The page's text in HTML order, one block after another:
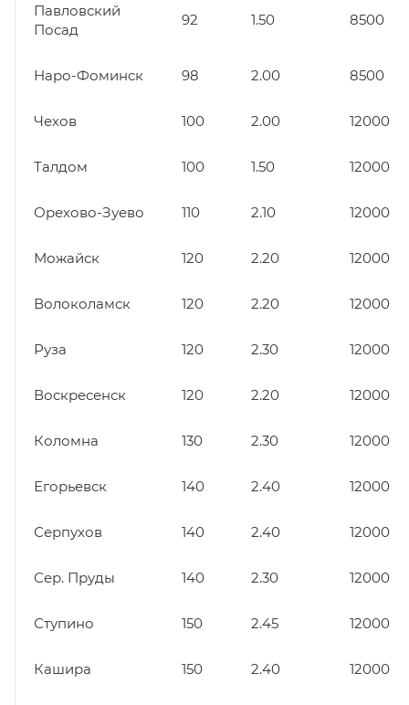
Павловский
Посад
92 1.50 8500
Наро-Фоминск 98 2.00 8500
Чехов 100 2.00 12000
Талдом 100 1.50 12000
Орехово-Зуево 110 2.10 12000
Можайск 120 2.20 12000
Волоколамск 120 2.20 12000
Руза 120 2.30 12000
Воскресенск 120 2.20 12000
Коломна 130 2.30 12000
Егорьевск 140 2.40 12000
Серпухов 140 2.40 12000
Сер. Пруды 140 2.30 12000
Ступино 150 2.45 12000
Кашира 150 2.40 12000